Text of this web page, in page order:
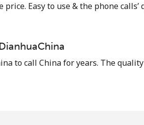
Easy to use & the phone calls’
to call China for years. The